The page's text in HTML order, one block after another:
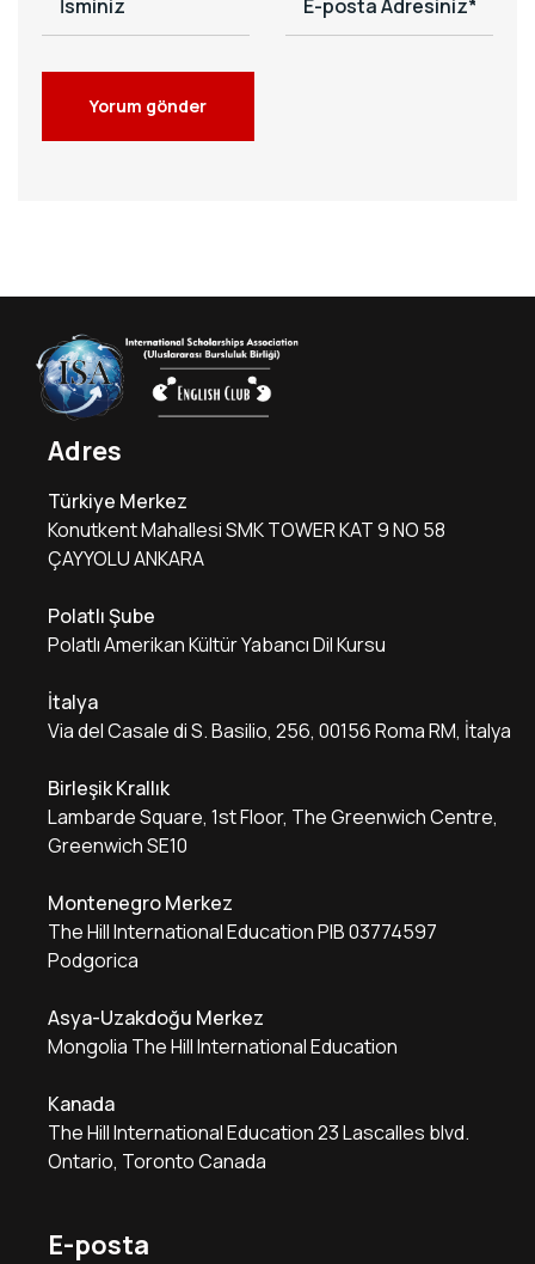
Adres
Türkiye Merkez
Konutkent Mahallesi SMK TOWER KAT 9 NO 58
ÇAYYOLU ANKARA
Polatlı Şube
Polatlı Amerikan Kültür Yabancı Dil Kursu
İtalya
Via del Casale di S. Basilio, 256, 00156 Roma RM, İtalya
Birleşik Krallık
Lambarde Square, 1st Floor, The Greenwich Centre,
Greenwich SE10
Montenegro Merkez
The Hill International Education PIB 03774597
Podgorica
Asya-Uzakdoğu Merkez
Mongolia The Hill International Education
Kanada
The Hill International Education 23 Lascalles blvd.
Ontario, Toronto Canada
E-posta